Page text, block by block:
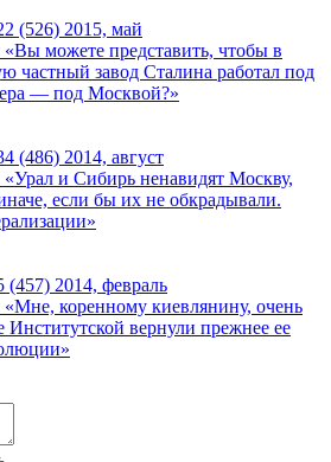
(526) 2015, май
можете представить, чтобы в
частный завод Сталина работал под
— под Москвой?»
(486) 2014, август
и Сибирь ненавидят Москву,
если бы их не обкрадывали.
(457) 2014, февраль
коренному киевлянину, очень
Институтской вернули прежнее ее